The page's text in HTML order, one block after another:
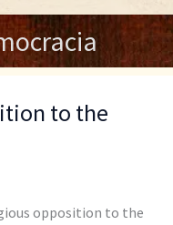
to the
opposition to the